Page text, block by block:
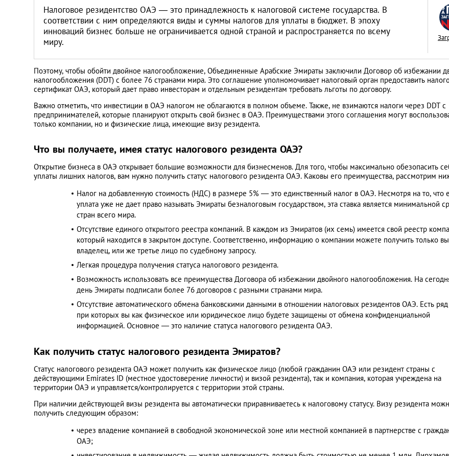
Латвия
Литва
Польша
Португалия
Россия
Словакия
Словения
США
Украина
Франция
Эстония
Другие
Налоговое резидентство ОАЭ — это принадлежность к налоговой системе государства. В
соответствии с ним определяются виды и суммы налогов для уплаты в бюджет. В эпоху
инноваций бизнес больше не ограничивается одной страной и распространяется по всему
миру.
Поэтому, чтобы обойти двойное налогообложение, Объединенные Арабские Эмираты заключили Договор об избежании
налогообложения (DDT) с более 76 странами мира. Это соглашение уполномочивает налоговый орган предоставить
сертификат ОАЭ, который дает право инвесторам и отдельным резидентам требовать льготы по договору.
Важно отметить, что инвестиции в ОАЭ налогом не облагаются в полном объеме. Также, не взимаются налоги через DDT с
предпринимателей, которые планируют открыть свой бизнес в ОАЭ. Преимуществами этого соглашения могут
только компании, но и физические лица, имеющие визу резидента.
Что вы получаете, имея статус налогового резидента ОАЭ?
Открытие бизнеса в ОАЭ открывает большие возможности для бизнесменов. Для того, чтобы максимально обезопасить
уплаты лишних налогов, вам нужно получить статус налогового резидента ОАЭ. Каковы его преимущества, рассмотрим
Налог на добавленную стоимость (НДС) в размере 5% — это единственный налог в ОАЭ. Несмотря на то, что
уплата уже не дает право называть Эмираты безналоговым государством, эта ставка является минимальной
стран всего мира.
Отсутствие единого открытого реестра компаний. В каждом из Эмиратов (их семь) имеется свой реестр
который находится в закрытом доступе. Соответственно, информацию о компании можете получить только
владелец, или же третье лицо по судебному запросу.
Легкая процедура получения статуса налогового резидента.
Возможность использовать все преимущества Договора об избежании двойного налогообложения. На
день Эмираты подписали более 76 договоров с разными странами мира.
Отсутствие автоматического обмена банковскими данными в отношении налоговых резидентов ОАЭ. Есть
при которых вы как физическое или юридическое лицо будете защищены от обмена конфиденциальной
информацией. Основное — это наличие статуса налогового резидента ОАЭ.
Как получить статус налогового резидента Эмиратов?
Статус налогового резидента ОАЭ может получить как физическое лицо (любой гражданин ОАЭ или резидент страны с
действующими Emirates ID (местное удостоверение личности) и визой резидента), так и компания, которая учреждена на
территории ОАЭ и управляется/контролируется с территории этой страны.
При наличии действующей визы резидента вы автоматически приравниваетесь к налоговому статусу. Визу резидента
получить следующим образом:
через владение компанией в свободной экономической зоне или местной компанией в партнерстве с
ОАЭ;
Словакии: